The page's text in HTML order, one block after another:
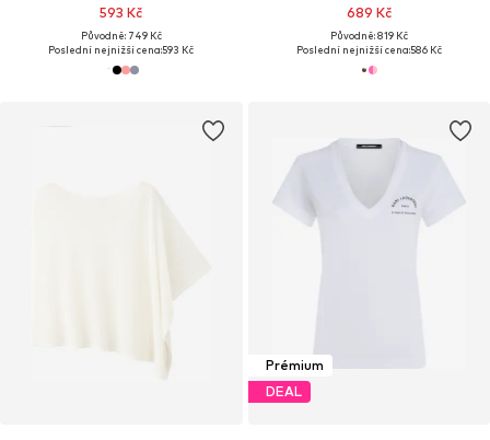
593 Kč
Původně: 749 Kč
Poslední nejnižší cena:593 Kč
689 Kč
Původně: 819 Kč
Poslední nejnižší cena:586 Kč
Prémium
DEAL